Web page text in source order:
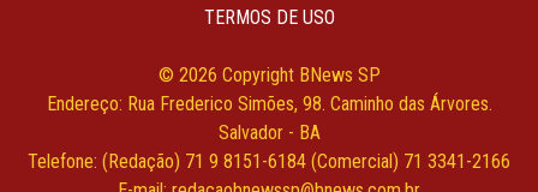
TERMOS DE USO
© 2026 Copyright BNews SP
Endereço: Rua Frederico Simões, 98. Caminho das Árvores.
Salvador - BA
Telefone: (Redação) 71 9 8151-6184 (Comercial) 71 3341-2166